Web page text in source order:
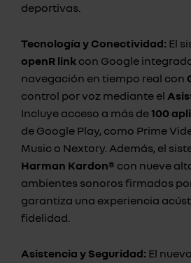
deportivas.
Tecnología y Conectividad: El
openR link con Google
navegación en tiempo real con
control por voz mediante el
Incluye acceso a más de100
de Google Play, como Prime
Music o Nextory. Además, el
Harman Kardon® con nueve
ambientes sonoros firmados
garantiza una experiencia
fidelidad.
Asistencia y Seguridad: El